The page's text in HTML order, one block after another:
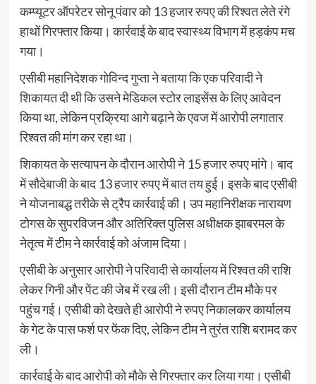
कम्प्यूटर ऑपरेटर सोनू पंवार को 13 हजार रुपए की रिश्वत लेते रंगे
हाथों गिरफ्तार किया। कार्रवाई के बाद स्वास्थ्य विभाग में हड़कंप मच
गया।
एसीबी महानिदेशक गोविन्द गुप्ता ने बताया कि एक परिवादी ने
शिकायत दी थी कि उसने मेडिकल स्टोर लाइसेंस के लिए आवेदन
किया था, लेकिन प्रक्रिया आगे बढ़ाने के एवज में आरोपी लगातार
रिश्वत की मांग कर रहा था।
शिकायत के सत्यापन के दौरान आरोपी ने 15 हजार रुपए मांगे। बाद
में सौदेबाजी के बाद 13 हजार रुपए में बात तय हुई। इसके बाद एसीबी
ने योजनाबद्ध तरीके से ट्रैप कार्रवाई की। उप महानिरीक्षक नारायण
टोगस के सुपरविजन और अतिरिक्त पुलिस अधीक्षक झाबरमल के
नेतृत्व में टीम ने कार्रवाई को अंजाम दिया।
एसीबी के अनुसार आरोपी ने परिवादी से कार्यालय में रिश्वत की राशि
लेकर गिनी और पेंट की जेब में रख ली। इसी दौरान टीम मौके पर
पहुंच गई। एसीबी को देखते ही आरोपी ने रुपए निकालकर कार्यालय
के गेट के पास फर्श पर फेंक दिए, लेकिन टीम ने तुरंत राशि बरामद कर
ली।
कार्रवाई के बाद आरोपी को मौके से गिरफ्तार कर लिया गया। एसीबी